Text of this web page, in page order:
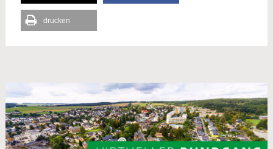
drucken